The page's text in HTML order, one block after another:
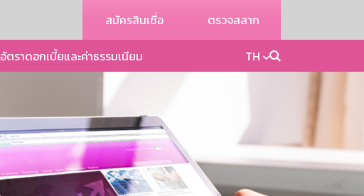
สมัครสินเชื่อ ตรวจสลาก
อัตราดอกเบี้ยและค่าธรรมเนียม TH